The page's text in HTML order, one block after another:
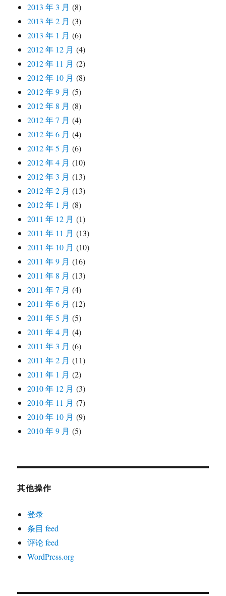
2013 年 3 月 (8)
2013 年 2 月 (3)
2013 年 1 月 (6)
2012 年 12 月 (4)
2012 年 11 月 (2)
2012 年 10 月 (8)
2012 年 9 月 (5)
2012 年 8 月 (8)
2012 年 7 月 (4)
2012 年 6 月 (4)
2012 年 5 月 (6)
2012 年 4 月 (10)
2012 年 3 月 (13)
2012 年 2 月 (13)
2012 年 1 月 (8)
2011 年 12 月 (1)
2011 年 11 月 (13)
2011 年 10 月 (10)
2011 年 9 月 (16)
2011 年 8 月 (13)
2011 年 7 月 (4)
2011 年 6 月 (12)
2011 年 5 月 (5)
2011 年 4 月 (4)
2011 年 3 月 (6)
2011 年 2 月 (11)
2011 年 1 月 (2)
2010 年 12 月 (3)
2010 年 11 月 (7)
2010 年 10 月 (9)
2010 年 9 月 (5)
其他操作
登录
条目 feed
评论 feed
WordPress.org